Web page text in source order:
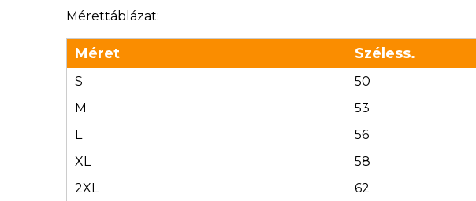
Mérettáblázat:
Méret Széless.
S 50
M
53
L
56
XL
58
2XL
62